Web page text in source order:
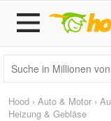
Hood › Auto & Motor ›
Heizung & Gebläse